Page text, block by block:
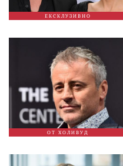
ЕКСКЛУЗИВНО
ОТ ХОЛИВУД